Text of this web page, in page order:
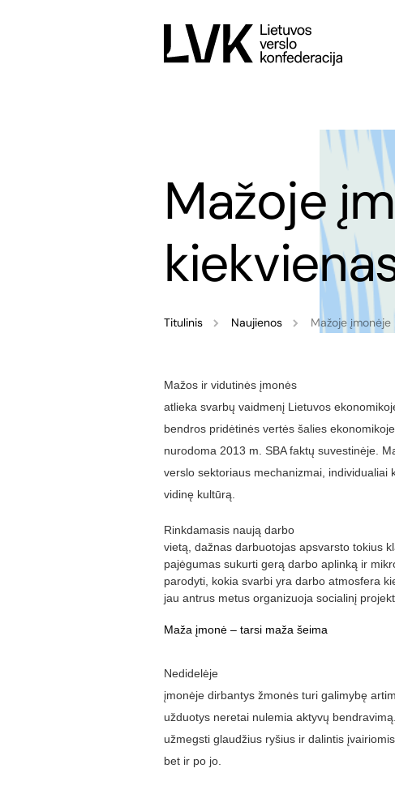
Mažoje
Titulinis Naujienos Mažoje įmonėje
Mažos ir vidutinės įmonės
atlieka svarbų vaidmenį Lietuvos
bendros pridėtinės vertės šalies
nurodoma 2013 m. SBA faktų suvestinėje.
verslo sektoriaus mechanizmai, individualiai
vidinę kultūrą.
Rinkdamasis naują darbo
vietą, dažnas darbuotojas apsvarsto tokius
pajėgumas sukurti gerą darbo aplinką ir
parodyti, kokia svarbi yra darbo atmosfera
jau antrus metus organizuoja socialinį
Maža įmonė – tarsi maža šeima
Nedidelėje
įmonėje dirbantys žmonės turi galimybę
užduotys neretai nulemia aktyvų
užmegsti glaudžius ryšius ir dalintis
bet ir po jo.